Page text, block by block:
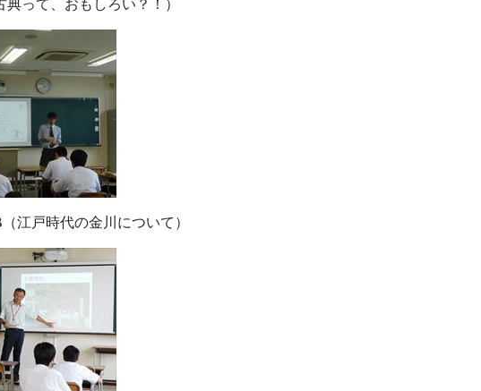
って、おもしろい？！）
戸時代の金川について）